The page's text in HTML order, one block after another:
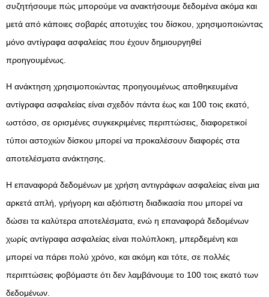
συζητήσουμε πώς μπορούμε να ανακτήσουμε δεδομένα ακόμα και
μετά από κάποιες σοβαρές αποτυχίες του δίσκου, χρησιμοποιώντας
μόνο αντίγραφα ασφαλείας που έχουν δημιουργηθεί
προηγουμένως.
Η ανάκτηση χρησιμοποιώντας προηγουμένως αποθηκευμένα
αντίγραφα ασφαλείας είναι σχεδόν πάντα έως και 100 τοις εκατό,
ωστόσο, σε ορισμένες συγκεκριμένες περιπτώσεις, διαφορετικοί
τύποι αστοχιών δίσκου μπορεί να προκαλέσουν διαφορές στα
αποτελέσματα ανάκτησης.
Η επαναφορά δεδομένων με χρήση αντιγράφων ασφαλείας είναι μια
αρκετά απλή, γρήγορη και αξιόπιστη διαδικασία που μπορεί να
δώσει τα καλύτερα αποτελέσματα, ενώ η επαναφορά δεδομένων
χωρίς αντίγραφα ασφαλείας είναι πολύπλοκη, μπερδεμένη και
μπορεί να πάρει πολύ χρόνο, και ακόμη και τότε, σε πολλές
περιπτώσεις φοβόμαστε ότι δεν λαμβάνουμε το 100 τοις εκατό των
δεδομένων.